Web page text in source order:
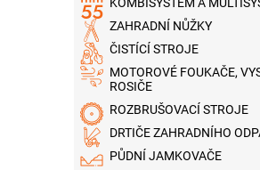
a
e
ZAHRADNÍ NŮŽKY
ČISTÍCÍ STROJE
MOTOROVÉ FOUKAČE,
ROSIČE
ROZBRUŠOVACÍ STROJE
DRTIČE ZAHRADNÍHO
PŮDNÍ JAMKOVAČE